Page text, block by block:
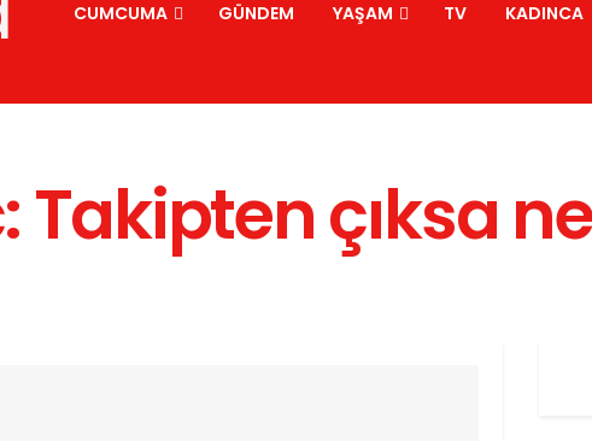
CUMCUMA GÜNDEM YAŞAM TV KADINCA
Takipten çıksa